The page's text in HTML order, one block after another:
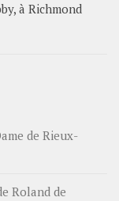
à Richmond
de Rieux-
Roland de